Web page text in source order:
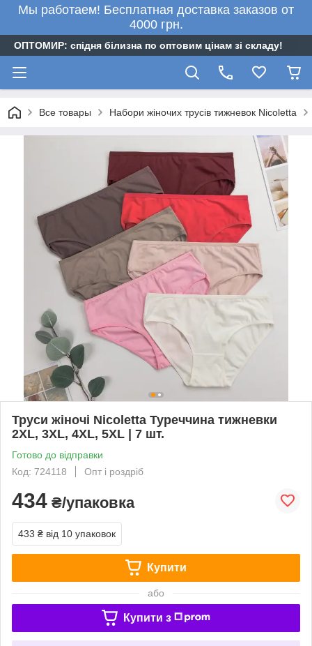
Мы работаем! Бесплатная доставка заказов от
4000 грн.
ОПТОМИР: спідня білизна по оптовим цінам зі складу!
Все товары Набори жіночих трусів тижневок Nicoletta
Труси жіночі Nicoletta Туреччина тижневки
2XL, 3XL, 4XL, 5XL | 7 шт.
Готово до відправки
Код: 724118
Опт і роздріб
434 ₴/упаковка
433 ₴ від 10 упаковок
Купити
або
Купити з